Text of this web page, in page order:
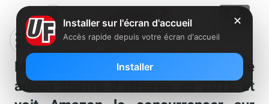
Mediawan (Xavier Niel) n’a généré
aucun chiffre d’affaires en 2016 et
✕
Installer sur l'écran d'accueil
Accès rapide depuis votre écran d'accueil
Installer